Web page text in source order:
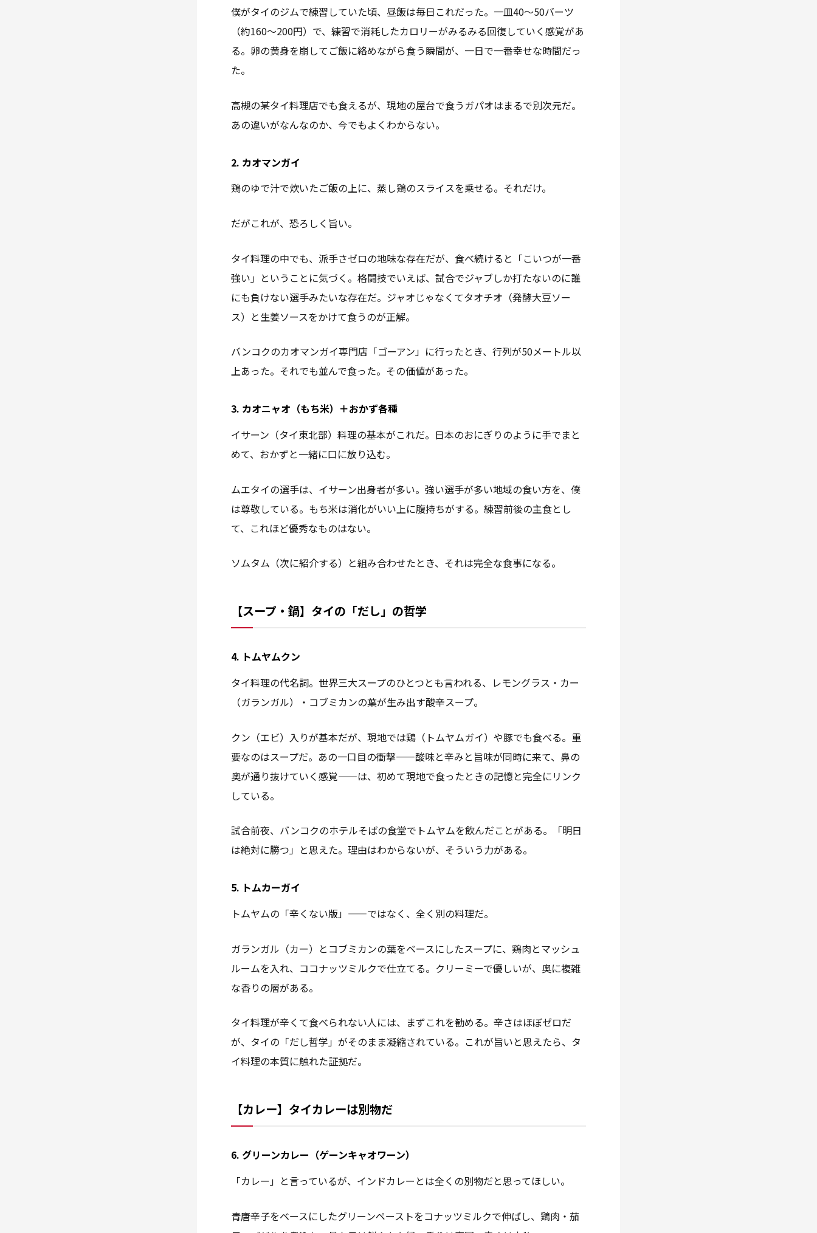
僕がタイのジムで練習していた頃、昼飯は毎日これだった。一皿40〜50バーツ
（約160〜200円）で、練習で消耗したカロリーがみるみる回復していく感覚があ
る。卵の黄身を崩してご飯に絡めながら食う瞬間が、一日で一番幸せな時間だっ
た。
高槻の某タイ料理店でも食えるが、現地の屋台で食うガパオはまるで別次元だ。
あの違いがなんなのか、今でもよくわからない。
2. カオマンガイ
鶏のゆで汁で炊いたご飯の上に、蒸し鶏のスライスを乗せる。それだけ。
だがこれが、恐ろしく旨い。
タイ料理の中でも、派手さゼロの地味な存在だが、食べ続けると「こいつが一番
強い」ということに気づく。格闘技でいえば、試合でジャブしか打たないのに誰
にも負けない選手みたいな存在だ。ジャオじゃなくてタオチオ（発酵大豆ソー
ス）と生姜ソースをかけて食うのが正解。
バンコクのカオマンガイ専門店「ゴーアン」に行ったとき、行列が50メートル以
上あった。それでも並んで食った。その価値があった。
3. カオニャオ（もち米）＋おかず各種
イサーン（タイ東北部）料理の基本がこれだ。日本のおにぎりのように手でまと
めて、おかずと一緒に口に放り込む。
ムエタイの選手は、イサーン出身者が多い。強い選手が多い地域の食い方を、僕
は尊敬している。もち米は消化がいい上に腹持ちがする。練習前後の主食とし
て、これほど優秀なものはない。
ソムタム（次に紹介する）と組み合わせたとき、それは完全な食事になる。
【スープ・鍋】タイの「だし」の哲学
4. トムヤムクン
タイ料理の代名詞。世界三大スープのひとつとも言われる、レモングラス・カー
（ガランガル）・コブミカンの葉が生み出す酸辛スープ。
クン（エビ）入りが基本だが、現地では鶏（トムヤムガイ）や豚でも食べる。重
要なのはスープだ。あの一口目の衝撃——酸味と辛みと旨味が同時に来て、鼻の
奥が通り抜けていく感覚——は、初めて現地で食ったときの記憶と完全にリンク
している。
試合前夜、バンコクのホテルそばの食堂でトムヤムを飲んだことがある。「明日
は絶対に勝つ」と思えた。理由はわからないが、そういう力がある。
5. トムカーガイ
トムヤムの「辛くない版」——ではなく、全く別の料理だ。
ガランガル（カー）とコブミカンの葉をベースにしたスープに、鶏肉とマッシュ
ルームを入れ、ココナッツミルクで仕立てる。クリーミーで優しいが、奥に複雑
な香りの層がある。
タイ料理が辛くて食べられない人には、まずこれを勧める。辛さはほぼゼロだ
が、タイの「だし哲学」がそのまま凝縮されている。これが旨いと思えたら、タ
イ料理の本質に触れた証拠だ。
【カレー】タイカレーは別物だ
6. グリーンカレー（ゲーンキャオワーン）
「カレー」と言っているが、インドカレーとは全くの別物だと思ってほしい。
青唐辛子をベースにしたグリーンペーストをコナッツミルクで伸ばし、鶏肉・茄